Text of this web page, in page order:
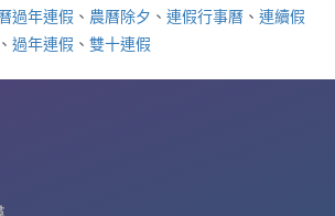
過年連假 、 農曆除夕 、 連假行事曆 、 連續假
、 過年連假 、 雙十連假